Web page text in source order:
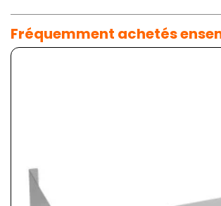
Fréquemment achetés